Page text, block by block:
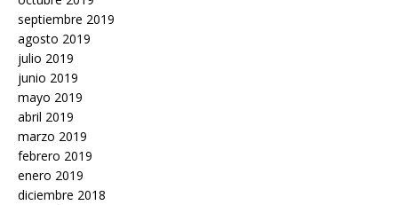
septiembre 2019
agosto 2019
julio 2019
junio 2019
mayo 2019
abril 2019
marzo 2019
febrero 2019
enero 2019
diciembre 2018